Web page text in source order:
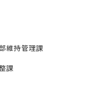
維持管理課
課